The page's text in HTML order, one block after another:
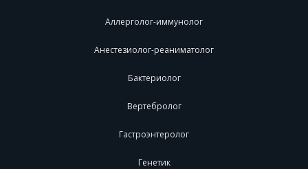
Аллерголог-иммунолог
Анестезиолог-реаниматолог
Бактериолог
Вертебролог
Гастроэнтеролог
Генетик